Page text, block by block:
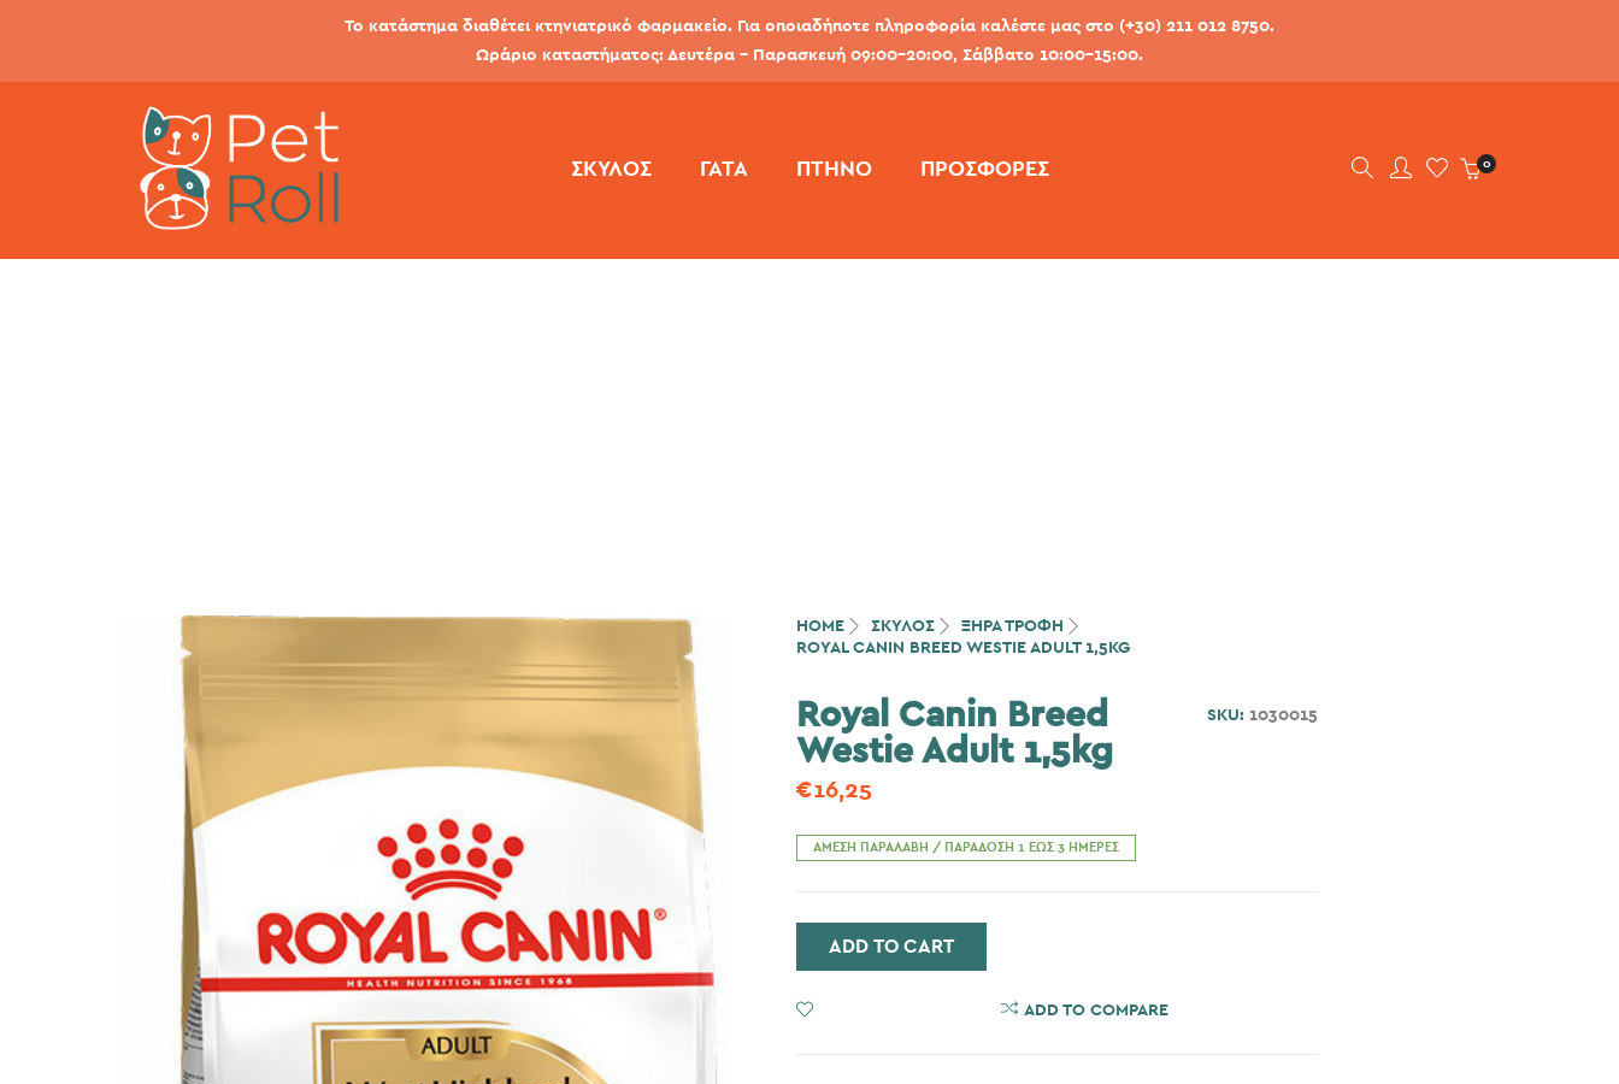
Το κατάστημα διαθέτει κτηνιατρικό φαρμακείο. Για οποιαδήποτε πληροφορία καλέστε μας στο (+30) 211 012 8750.
Ωράριο καταστήματος: Δευτέρα - Παρασκευή 09:00-20:00, Σάββατο 10:00-15:00.
ΣΚΎΛΟΣ ΓΆΤΑ ΠΤΗΝΌ ΠΡΟΣΦΟΡΕΣ 0
HOME ΣΚΎΛΟΣ
ΞΗΡΑ ΤΡΟΦΗ
ROYAL CANIN BREED WESTIE ADULT 1,5KG
Royal Canin Breed
Westie Adult 1,5kg
€16,25
SKU: 1030015
ΆΜΕΣΗ ΠΑΡΑΛΑΒΉ / ΠΑΡΆΔΟΣΗ 1 ΈΩΣ 3 ΗΜΈΡΕΣ
ADD TO CART
ADD TO COMPARE